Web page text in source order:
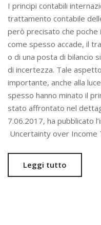
I principi contabili
trattamento contabile
però precisato che poche
come spesso accade, il
o di una posta di bilancio
di incertezza. Tale
importante, anche alla
spesso hanno minato il
stato affrontato nel
7.06.2017, ha pubblicato
Uncertainty over Income
Leggi tutto